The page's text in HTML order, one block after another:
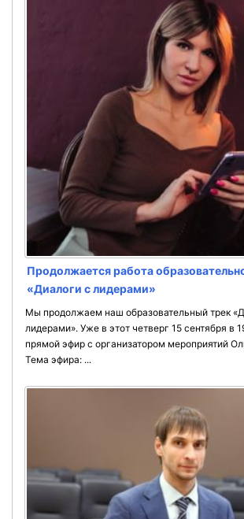
Продолжается работа
«Диалоги с лидерами»
Мы продолжаем наш образовательный трек
лидерами». Уже в этот четверг 15 сентября в
прямой эфир с организатором мероприятий
Тема эфира: ...